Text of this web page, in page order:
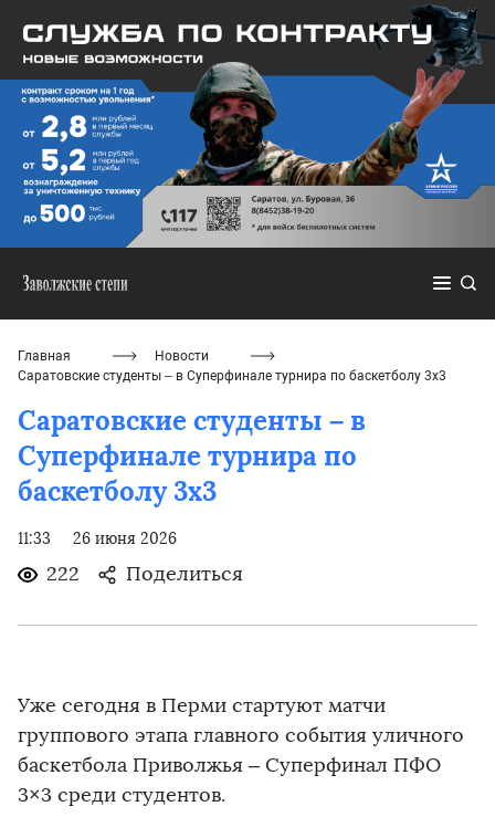
Главная
Новости
Саратовские студенты – в Суперфинале турнира по баскетболу 3х3
Саратовские студенты – в
Суперфинале турнира по
баскетболу 3х3
11:33 26 июня 2026
222 Поделиться
Уже сегодня в Перми стартуют матчи
группового этапа главного события уличного
баскетбола Приволжья – Суперфинал ПФО
3×3 среди студентов.